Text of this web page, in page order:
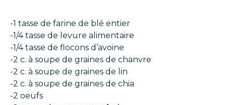
-1 tasse de farine de blé entier
-1/4 tasse de levure alimentaire
-1/4 tasse de flocons d’avoine
-2 c. à soupe de graines de chanvre
-2 c. à soupe de graines de lin
-2 c. à soupe de graines de chia
-2 oeufs